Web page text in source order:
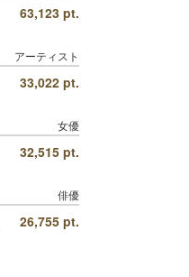
63,123 pt.
アーティスト
33,022 pt.
女優
32,515 pt.
俳優
26,755 pt.